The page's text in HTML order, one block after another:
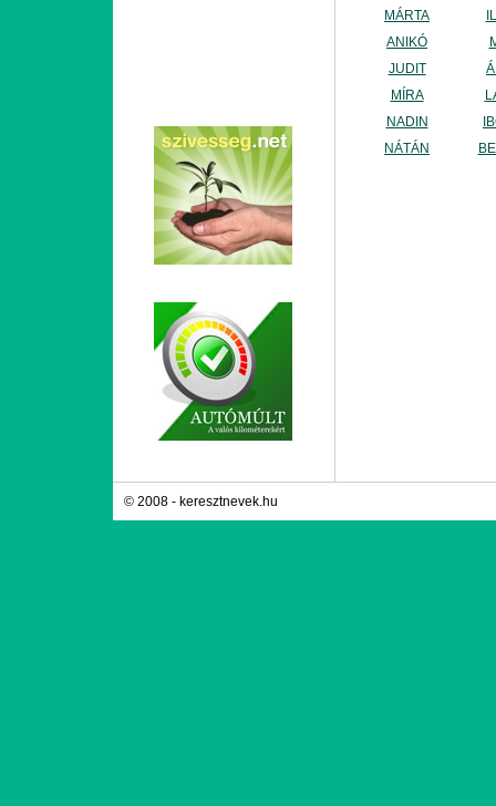
MÁRTA
ANIKÓ
JUDIT
MÍRA
NADIN
NÁTÁN
© 2008 - keresztnevek.hu